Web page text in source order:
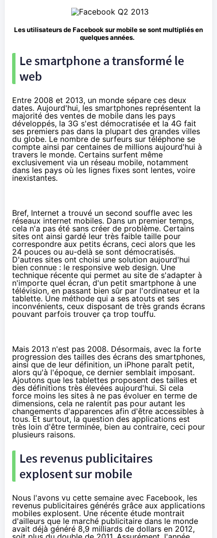
Les utilisateurs de Facebook sur mobile se sont multipliés en
quelques années.
Le smartphone a transformé le
web
Entre 2008 et 2013, un monde sépare ces deux
dates. Aujourd'hui, les smartphones représentent la
majorité des ventes de mobile dans les pays
développés, la 3G s'est démocratisée et la 4G fait
ses premiers pas dans la plupart des grandes villes
du globe. Le nombre de surfeurs sur téléphone se
compte ainsi par centaines de millions aujourd'hui à
travers le monde. Certains surfent même
exclusivement via un réseau mobile, notamment
dans les pays où les lignes fixes sont lentes, voire
inexistantes.
Bref, Internet a trouvé un second souffle avec les
réseaux internet mobiles. Dans un premier temps,
cela n'a pas été sans créer de problème. Certains
sites ont ainsi gardé leur très faible taille pour
correspondre aux petits écrans, ceci alors que les
24 pouces ou au-delà se sont démocratisés.
D'autres sites ont choisi une solution aujourd'hui
bien connue : le responsive web design. Une
technique récente qui permet au site de s'adapter à
n'importe quel écran, d'un petit smartphone à une
télévision, en passant bien sûr par l'ordinateur et la
tablette. Une méthode qui a ses atouts et ses
inconvénients, ceux disposant de très grands écrans
pouvant parfois trouver ça trop touffu.
Mais 2013 n'est pas 2008. Désormais, avec la forte
progression des tailles des écrans des smartphones,
ainsi que de leur définition, un iPhone paraît petit,
alors qu'à l'époque, ce dernier semblait imposant.
Ajoutons que les tablettes proposent des tailles et
des définitions très élevées aujourd'hui. Si cela
force moins les sites à ne pas évoluer en terme de
dimensions, cela ne ralentit pas pour autant les
changements d'apparences afin d'être accessibles à
tous. Et surtout, la question des applications est
très loin d'être terminée, bien au contraire, ceci pour
plusieurs raisons.
Les revenus publicitaires
explosent sur mobile
Nous l'avons vu cette semaine avec Facebook, les
revenus publicitaires générés grâce aux applications
mobiles explosent. Une récente étude montrait
d'ailleurs que le marché publicitaire dans le monde
avait déjà généré 8,9 milliards de dollars en 2012,